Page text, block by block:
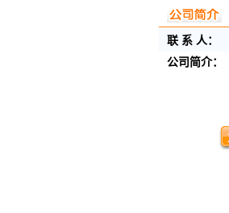
联 系 人：
公司简介：